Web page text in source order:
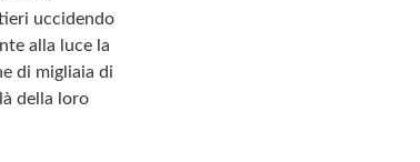
uccidendo
alla luce la
di migliaia di
della loro